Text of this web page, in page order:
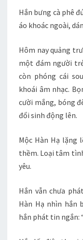
Hắn bưng cà phê
áo khoác ngoài,
Hôm nay quảng
một đám người
còn phóng cái
khoái âm nhạc.
cười mắng, bóng
đổi sinh động lên.
Mộc Hàn Hạ lặng
thềm. Loại tâm
yêu.
Hắn vẫn chưa
Hàn Hạ nhìn hắn
hắn phát tin ngắn: